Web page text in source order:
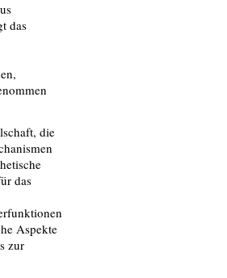
das
die
das
Aspekte
zur